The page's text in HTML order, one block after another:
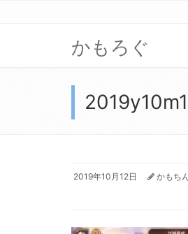
かもろぐ
2019年10月12日 かもち